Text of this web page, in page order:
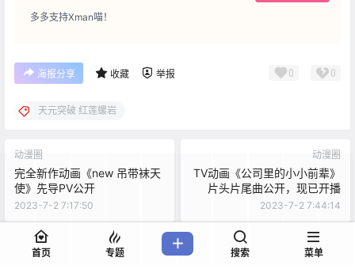
多多支持Xman喵！
海报分享 收藏 举报 0 0
天元突破 红莲螺岩
动漫圈
完全新作动画《new 吊带袜天
使》先导PV公开
2023-7-2 7:17:50
动漫圈
TV动画《公司里的小小前辈》
片头片尾曲公开，现已开播
2023-7-2 7:44:14
0 条回复 文章作者 管理员
首页 专题 搜索 菜单